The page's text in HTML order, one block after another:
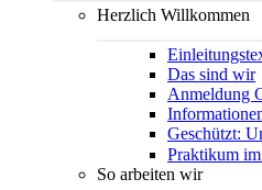
Herzlich Willkommen
Das sind wir
Anmeldung
Geschützt:
Praktikum
So arbeiten wir